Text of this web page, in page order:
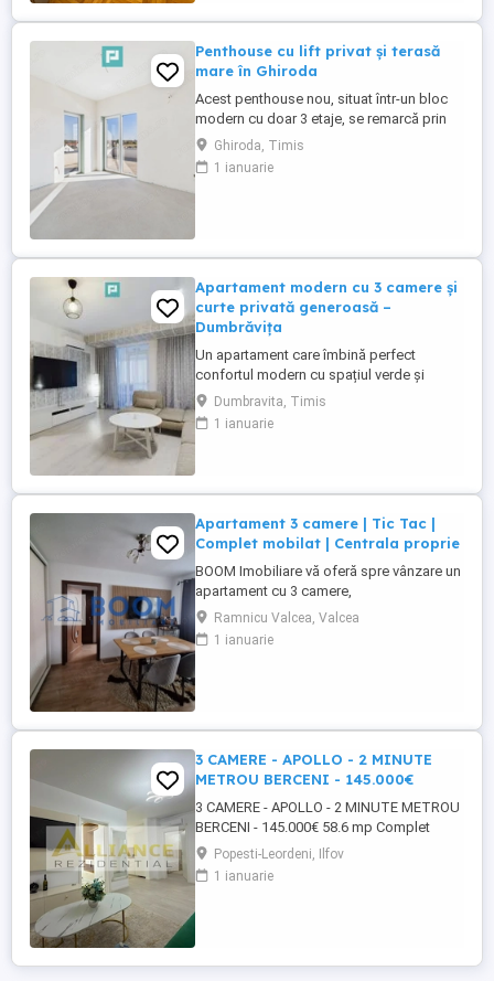
bloc. Se vinde mobilat ...
Penthouse cu lift privat și terasă
mare în Ghiroda
Acest penthouse nou, situat într-un bloc
modern cu doar 3 etaje, se remarcă prin
finisaje de calitate, compartimentare
excelentă și o terasă spectaculoasă. ~
Detalii proprietate : • Suprafață utilă: 100
Ghiroda, Timis
1 ianuarie
Apartament modern cu 3 camere și
curte privată generoasă –
Dumbrăvița
Un apartament care îmbină perfect
confortul modern cu spațiul verde și
liniștea Dumbrăviței. Suprafață
apartament: 75 mp Suprafață curte: 143
mp Locuința perfectă pentru familii,
Detalii apartament: Living spațios: ...
Dumbravita, Timis
1 ianuarie
Apartament 3 camere | Tic Tac |
Complet mobilat | Centrala proprie
BOOM Imobiliare vă oferă spre vânzare un
apartament cu 3 camere,
semidecomandat, situat în cartierul
Ostroveni, zona Tic Tac, una dintre cele
mai apreciate zone din Râmnicu Vâlcea.
Ramnicu Valcea, Valcea
1 ianuarie
3 CAMERE - APOLLO - 2 MINUTE
METROU BERCENI - 145.000€
3 CAMERE - APOLLO - 2 MINUTE METROU
BERCENI - 145.000€ 58.6 mp Complet
mobilat si utilat An constructie 2024 Etaj 5
din 10 Pret 145.000€ 0787 - 706 - 269
disponibil si pe whatsapp
Popesti-Leordeni, Ilfov
1 ianuarie